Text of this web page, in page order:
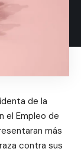
de la
el Empleo de
más
contra sus